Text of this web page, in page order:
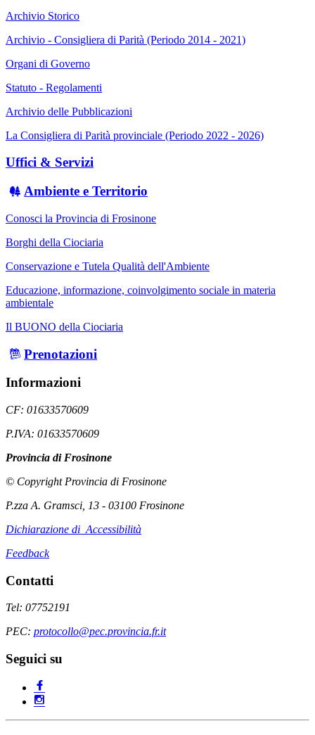
Archivio Storico
Archivio - Consigliera di Parità (Periodo 2014 - 2021)
Organi di Governo
Statuto - Regolamenti
Archivio delle Pubblicazioni
La Consigliera di Parità provinciale (Periodo 2022 - 2026)
Uffici & Servizi
Ambiente e Territorio
Conosci la Provincia di Frosinone
Borghi della Ciociaria
Conservazione e Tutela Qualità dell'Ambiente
Educazione, informazione, coinvolgimento sociale in materia
ambientale
Il BUONO della Ciociaria
Prenotazioni
Informazioni
CF: 01633570609
P.IVA: 01633570609
Provincia di Frosinone
© Copyright Provincia di Frosinone
P.zza A. Gramsci, 13 - 03100 Frosinone
Dichiarazione di Accessibilità
Feedback
Contatti
Tel: 07752191
PEC: protocollo@pec.provincia.fr.it
Seguici su